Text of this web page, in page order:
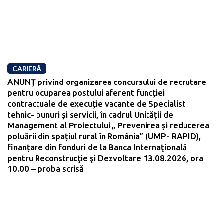
CARIERĂ
ANUNȚ privind organizarea concursului de recrutare
pentru ocuparea postului aferent funcției
contractuale de execuție vacante de Specialist
tehnic- bunuri și servicii, în cadrul Unității de
Management al Proiectului „ Prevenirea și reducerea
poluării din spațiul rural în România” (UMP- RAPID),
finanțare din fonduri de la Banca Internaţională
pentru Reconstrucţie şi Dezvoltare 13.08.2026, ora
10.00 – proba scrisă